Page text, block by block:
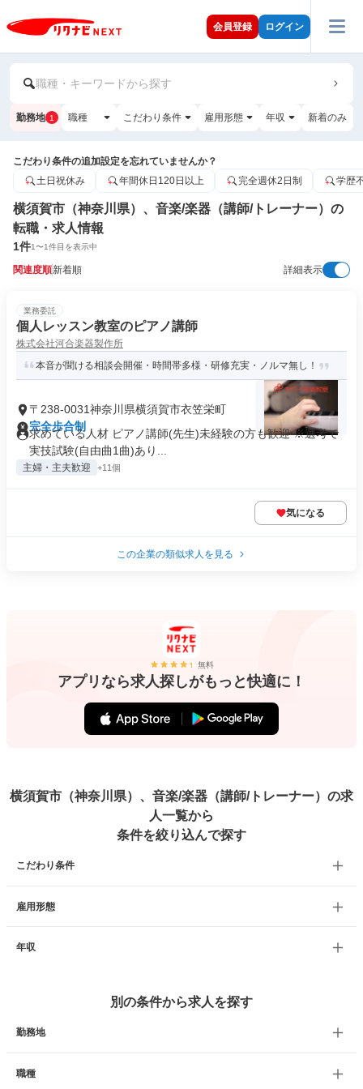
会員登録 ログイン
職種・キーワードから探す
勤務地 1 職種 こだわり条件 雇用形態 年収 新着のみ
こだわり条件の追加設定を忘れていませんか？
土日祝休み
年間休日120日以上 完全週休2日制 学歴
横須賀市（神奈川県）、音楽/楽器（講師/トレーナー）の
転職・求人情報
1件1〜1件目を表示中
関連度順新着順 詳細表示
業務委託
個人レッスン教室のピアノ講師
株式会社河合楽器製作所
本音が聞ける相談会開催・時間帯多様・研修充実・ノルマ無し！
〒238-0031神奈川県横須賀市衣笠栄町
完全歩合制
求めている人材 ピアノ講師(先生)未経験の方も歓迎 ※選考で
実技試験(自由曲1曲)あり...
主婦・主夫歓迎 +11個
気になる
この企業の類似求人を見る
無料
アプリなら求人探しがもっと快適に！
横須賀市（神奈川県）、音楽/楽器（講師/トレーナー）の求
人一覧から
条件を絞り込んで探す
こだわり条件
雇用形態
年収
別の条件から求人を探す
勤務地
職種